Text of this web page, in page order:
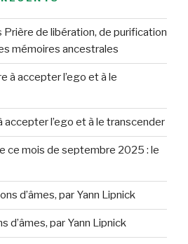
Prière de libération, de purification
mémoires ancestrales
à accepter l’ego et à le
accepter l’ego et à le transcender
ce mois de septembre 2025 : le
d’âmes, par Yann Lipnick
d’âmes, par Yann Lipnick